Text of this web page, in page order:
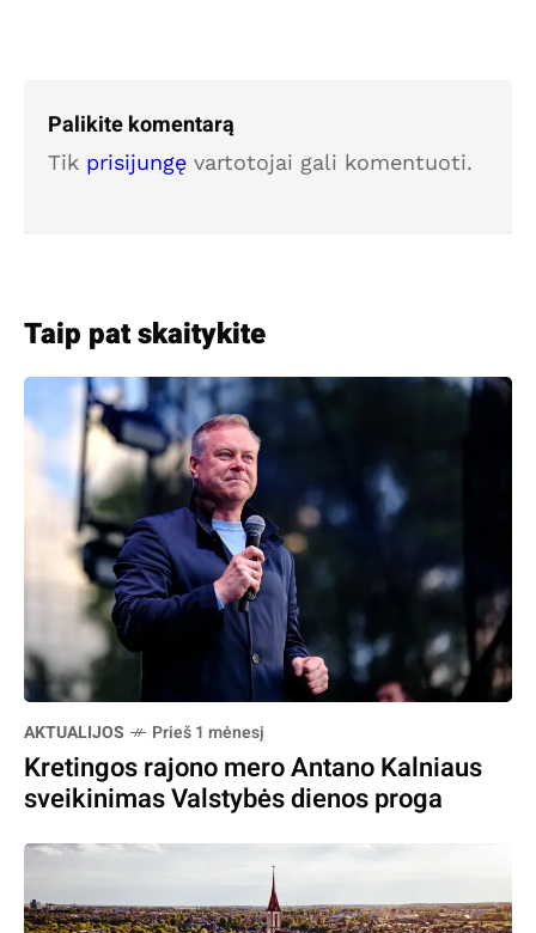
Palikite komentarą
Tik prisijungę vartotojai gali komentuoti.
Taip pat skaitykite
AKTUALIJOS Prieš 1 mėnesį
Kretingos rajono mero Antano Kalniaus
sveikinimas Valstybės dienos proga